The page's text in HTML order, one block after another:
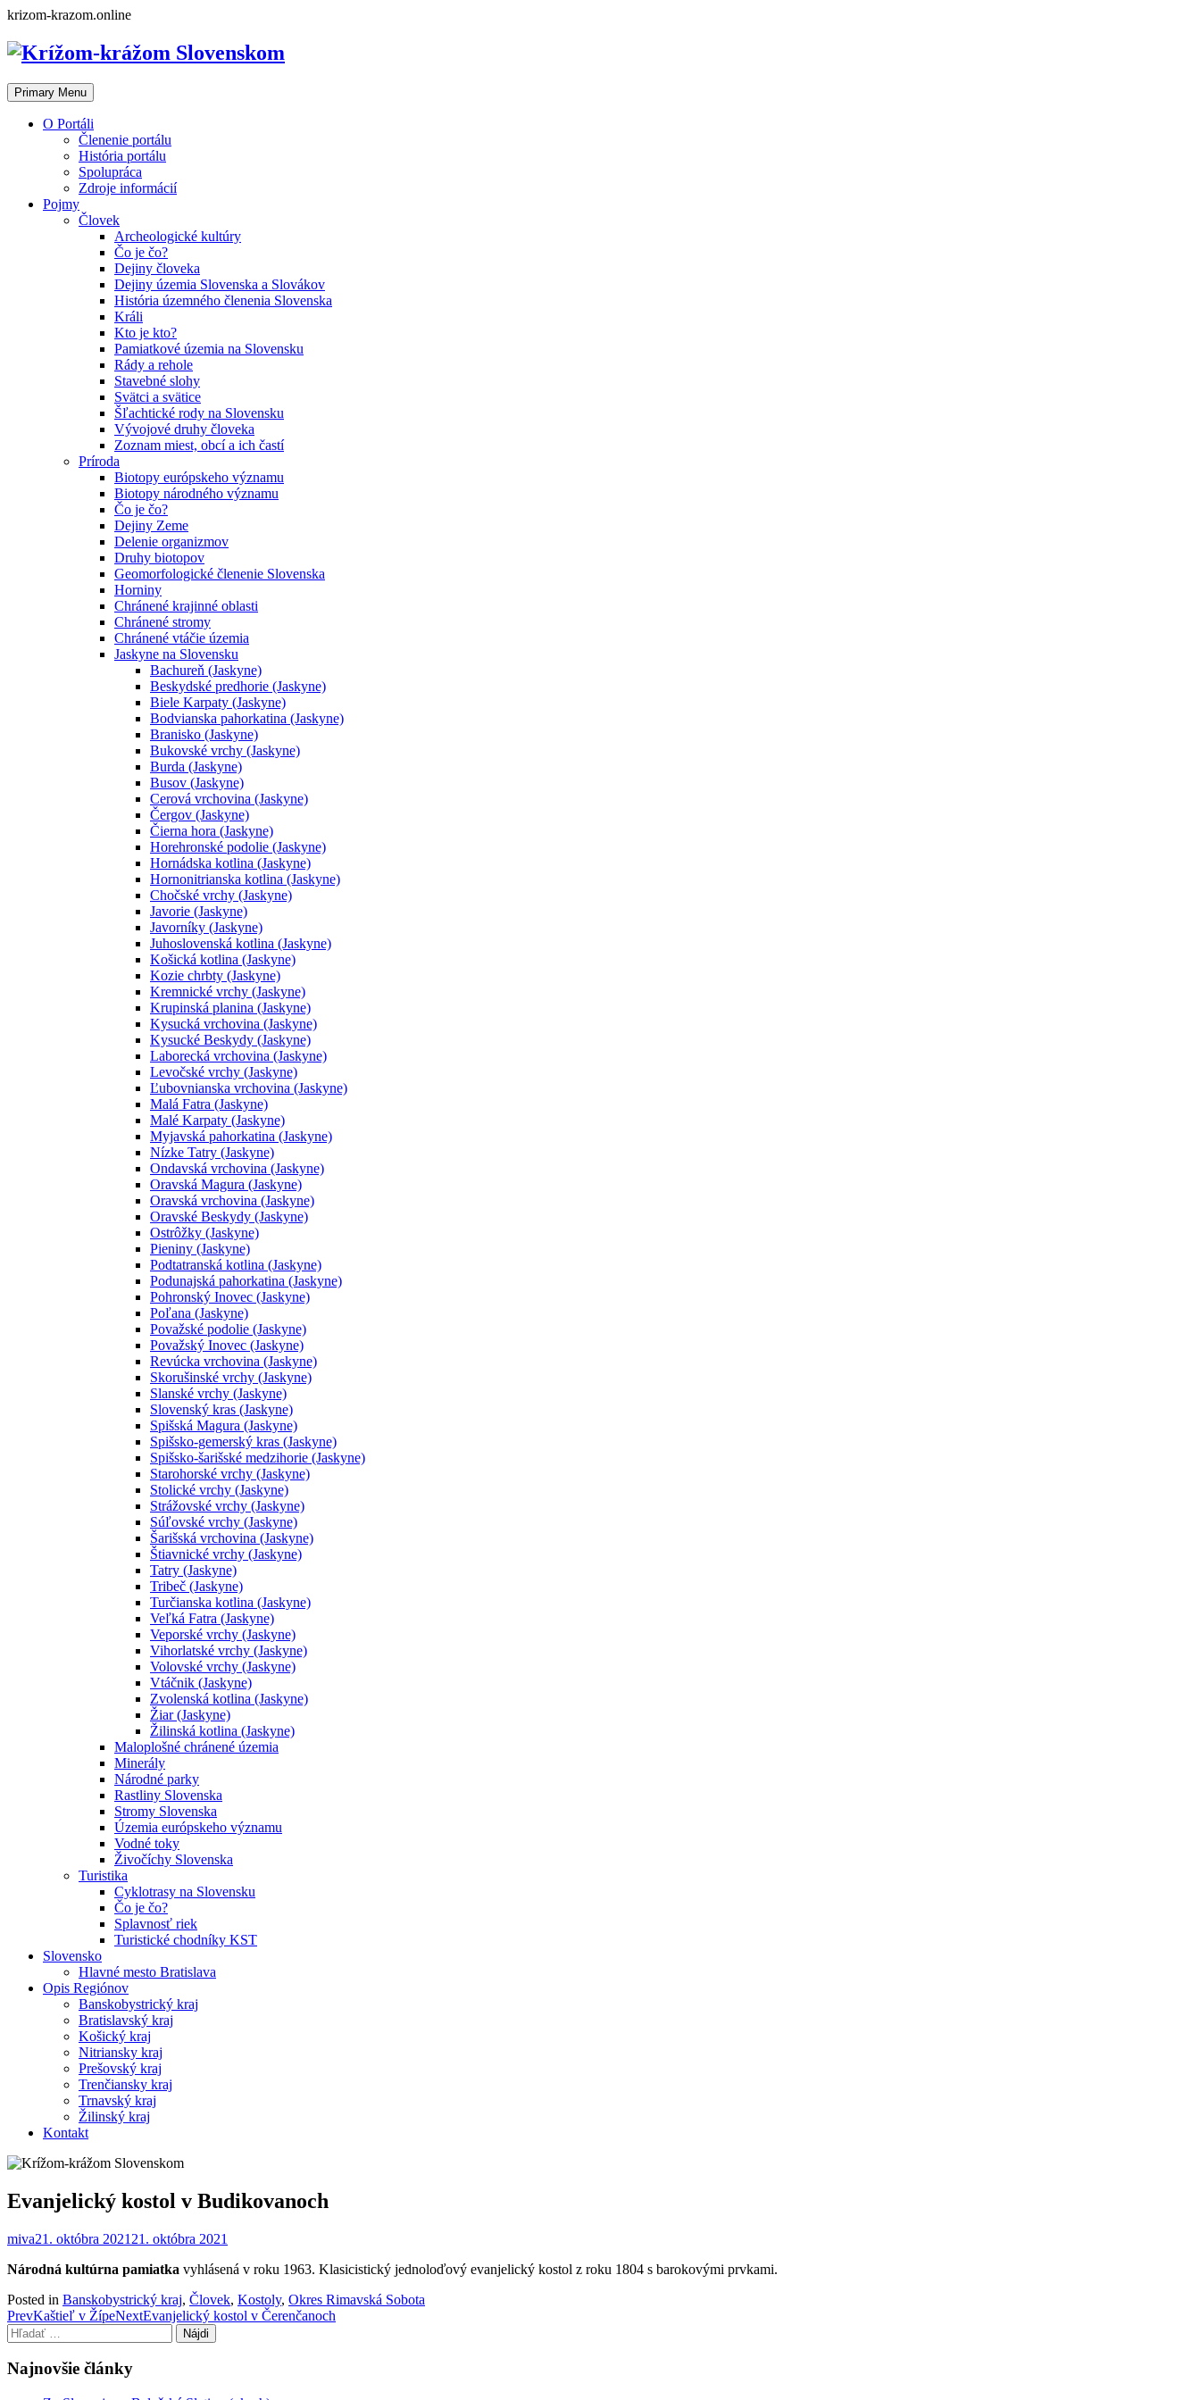
Skip
content
krizom-krazom.online
Primary Menu
O Portáli
Členenie portálu
História portálu
Spolupráca
Zdroje informácií
Pojmy
Človek
Archeologické kultúry
Čo je čo?
Dejiny človeka
Dejiny územia Slovenska a Slovákov
História územného členenia Slovenska
Králi
Kto je kto?
Pamiatkové územia na Slovensku
Rády a rehole
Stavebné slohy
Svätci a svätice
Šľachtické rody na Slovensku
Vývojové druhy človeka
Zoznam miest, obcí a ich častí
Príroda
Biotopy európskeho významu
Biotopy národného významu
Čo je čo?
Dejiny Zeme
Delenie organizmov
Druhy biotopov
Geomorfologické členenie Slovenska
Horniny
Chránené krajinné oblasti
Chránené stromy
Chránené vtáčie územia
Jaskyne na Slovensku
Bachureň (Jaskyne)
Beskydské predhorie (Jaskyne)
Biele Karpaty (Jaskyne)
Bodvianska pahorkatina (Jaskyne)
Branisko (Jaskyne)
Bukovské vrchy (Jaskyne)
Burda (Jaskyne)
Busov (Jaskyne)
Cerová vrchovina (Jaskyne)
Čergov (Jaskyne)
Čierna hora (Jaskyne)
Horehronské podolie (Jaskyne)
Hornádska kotlina (Jaskyne)
Hornonitrianska kotlina (Jaskyne)
Chočské vrchy (Jaskyne)
Javorie (Jaskyne)
Javorníky (Jaskyne)
Juhoslovenská kotlina (Jaskyne)
Košická kotlina (Jaskyne)
Kozie chrbty (Jaskyne)
Kremnické vrchy (Jaskyne)
Krupinská planina (Jaskyne)
Kysucká vrchovina (Jaskyne)
Kysucké Beskydy (Jaskyne)
Laborecká vrchovina (Jaskyne)
Levočské vrchy (Jaskyne)
Ľubovnianska vrchovina (Jaskyne)
Malá Fatra (Jaskyne)
Malé Karpaty (Jaskyne)
Myjavská pahorkatina (Jaskyne)
Nízke Tatry (Jaskyne)
Ondavská vrchovina (Jaskyne)
Oravská Magura (Jaskyne)
Oravská vrchovina (Jaskyne)
Oravské Beskydy (Jaskyne)
Ostrôžky (Jaskyne)
Pieniny (Jaskyne)
Podtatranská kotlina (Jaskyne)
Podunajská pahorkatina (Jaskyne)
Pohronský Inovec (Jaskyne)
Poľana (Jaskyne)
Považské podolie (Jaskyne)
Považský Inovec (Jaskyne)
Revúcka vrchovina (Jaskyne)
Skorušinské vrchy (Jaskyne)
Slanské vrchy (Jaskyne)
Slovenský kras (Jaskyne)
Spišská Magura (Jaskyne)
Spišsko-gemerský kras (Jaskyne)
Spišsko-šarišské medzihorie (Jaskyne)
Starohorské vrchy (Jaskyne)
Stolické vrchy (Jaskyne)
Strážovské vrchy (Jaskyne)
Súľovské vrchy (Jaskyne)
Šarišská vrchovina (Jaskyne)
Štiavnické vrchy (Jaskyne)
Tatry (Jaskyne)
Tribeč (Jaskyne)
Turčianska kotlina (Jaskyne)
Veľká Fatra (Jaskyne)
Veporské vrchy (Jaskyne)
Vihorlatské vrchy (Jaskyne)
Volovské vrchy (Jaskyne)
Vtáčnik (Jaskyne)
Zvolenská kotlina (Jaskyne)
Žiar (Jaskyne)
Žilinská kotlina (Jaskyne)
Maloplošné chránené územia
Minerály
Národné parky
Rastliny Slovenska
Stromy Slovenska
Územia európskeho významu
Vodné toky
Živočíchy Slovenska
Turistika
Cyklotrasy na Slovensku
Čo je čo?
Splavnosť riek
Turistické chodníky KST
Slovensko
Hlavné mesto Bratislava
Opis Regiónov
Banskobystrický kraj
Bratislavský kraj
Košický kraj
Nitriansky kraj
Prešovský kraj
Trenčiansky kraj
Trnavský kraj
Žilinský kraj
Kontakt
Evanjelický kostol v Budikovanoch
miva21. októbra 2021 21. októbra 2021
Národná kultúrna pamiatka vyhlásená v roku 1963. Klasicistický jednoloďový evanjelický kostol z roku 1804 s barokovými prvkami.
Posted in Banskobystrický kraj, Človek, Kostoly, Okres Rimavská Sobota
Post
navigation
PrevKaštieľ v ŽípeNextEvanjelický kostol v Čerenčanoch
Hľadať:
Najnovšie články